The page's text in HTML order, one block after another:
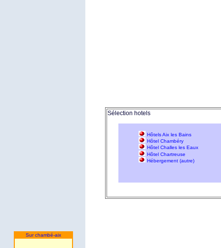
Sur chambé-aix
Sélection hotels
Hôtels Aix les Bains
Hôtel Chambéry
Hôtel Challes les Eaux
Hôtel Chartreuse
Hébergement (autre)